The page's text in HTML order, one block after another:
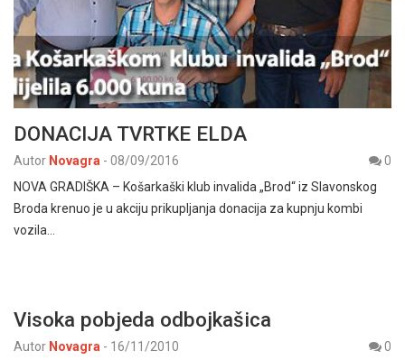
DONACIJA TVRTKE ELDA
Autor Novagra - 08/09/2016
0
NOVA GRADIŠKA – Košarkaški klub invalida „Brod“ iz Slavonskog
Broda krenuo je u akciju prikupljanja donacija za kupnju kombi
vozila…
Visoka pobjeda odbojkašica
Autor Novagra - 16/11/2010
0